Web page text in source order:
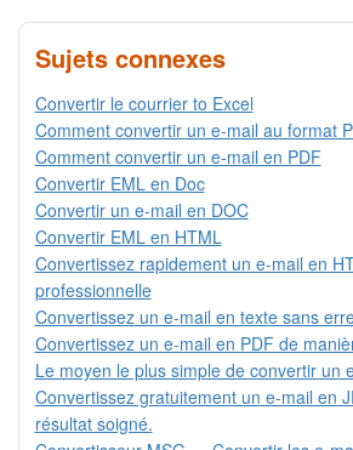
Sujets connexes
Convertir le courrier to Excel
Comment convertir un e-mail au format
Comment convertir un e-mail en PDF
Convertir EML en Doc
Convertir un e-mail en DOC
Convertir EML en HTML
Convertissez rapidement un e-mail en
professionnelle
Convertissez un e-mail en texte sans
Convertissez un e-mail en PDF de
Le moyen le plus simple de convertir un
Convertissez gratuitement un e-mail en
résultat soigné.